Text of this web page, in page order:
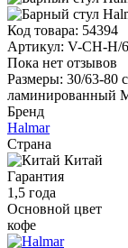
Код товара: 54394
Артикул: V-CH-H/
Пока нет отзывов
Размеры: 30/63-80
ламинированный
Бренд
Halmar
Страна
Китай
Гарантия
1,5 года
Основной цвет
кофе